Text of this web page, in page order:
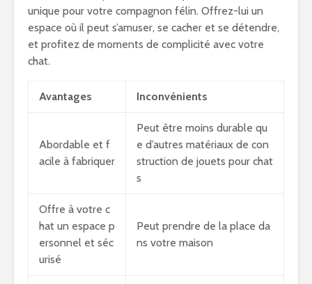
unique pour votre compagnon félin. Offrez-lui un
espace où il peut s’amuser, se cacher et se détendre,
et profitez de moments de complicité avec votre
chat.
Avantages Inconvénients
Abordable et f
acile à fabriquer
Peut être moins durable qu
e d’autres matériaux de con
struction de jouets pour chat
s
Offre à votre c
hat un espace p
ersonnel et séc
urisé
Peut prendre de la place da
ns votre maison